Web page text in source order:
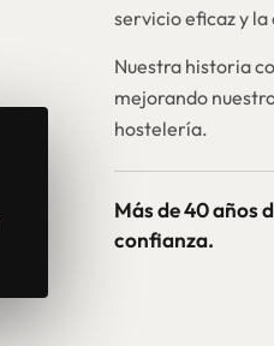
servicio eficaz y
Nuestra historia
mejorando
hostelería.
Más de 40 años
confianza.